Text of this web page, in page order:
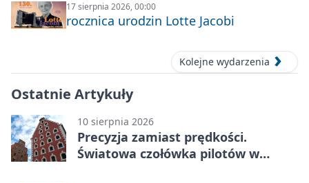
17 sierpnia 2026, 00:00
rocznica urodzin Lotte Jacobi
Kolejne wydarzenia
Ostatnie Artykuły
10 sierpnia 2026
Precyzja zamiast prędkości.
Światowa czołówka pilotów w